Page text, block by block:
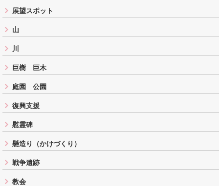
展望スポット
山
川
巨樹 巨木
庭園 公園
復興支援
慰霊碑
懸造り（かけづくり）
戦争遺跡
教会